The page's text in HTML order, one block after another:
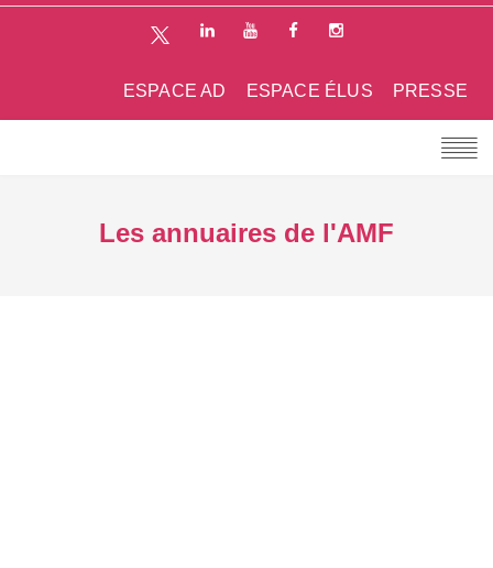
PRESSE
ESPACE ÉLUS
ESPACE AD
Les annuaires de l'AMF